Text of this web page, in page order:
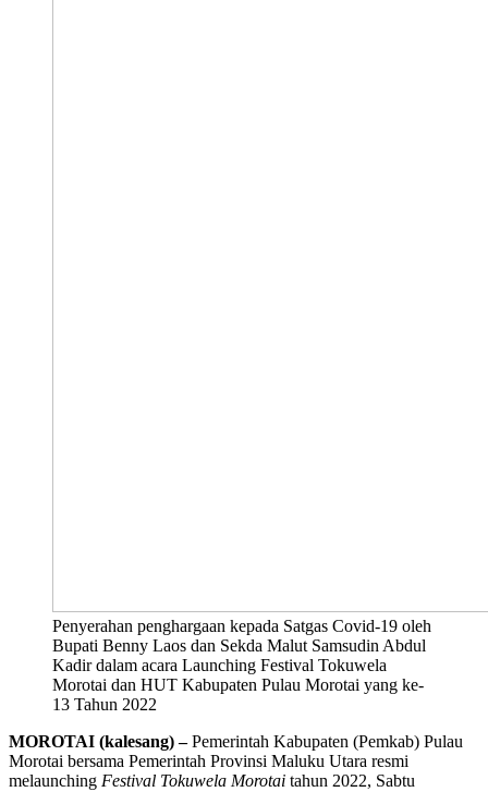
Penyerahan penghargaan kepada Satgas Covid-19 oleh
Bupati Benny Laos dan Sekda Malut Samsudin Abdul
Kadir dalam acara Launching Festival Tokuwela
Morotai dan HUT Kabupaten Pulau Morotai yang ke-
13 Tahun 2022
MOROTAI (kalesang) –Pemerintah Kabupaten (Pemkab) Pulau
Morotai bersama Pemerintah Provinsi Maluku Utara resmi
melaunching Festival Tokuwela Morotai tahun 2022, Sabtu